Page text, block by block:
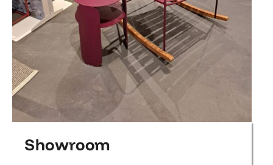
Showroom